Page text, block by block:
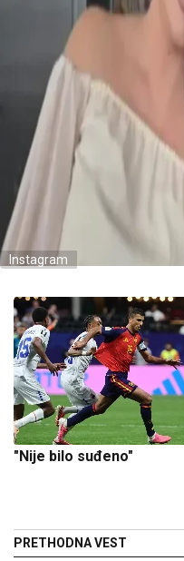
Instagram
"Nije bilo suđeno"
PRETHODNA VEST